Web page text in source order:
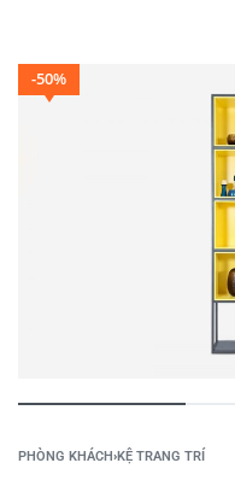
-50%
PHÒNG KHÁCH›KỆ TRANG TRÍ